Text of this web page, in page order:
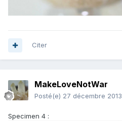
Citer
MakeLoveNotWar
Posté(e) 27 décembre 2013
Specimen 4 :